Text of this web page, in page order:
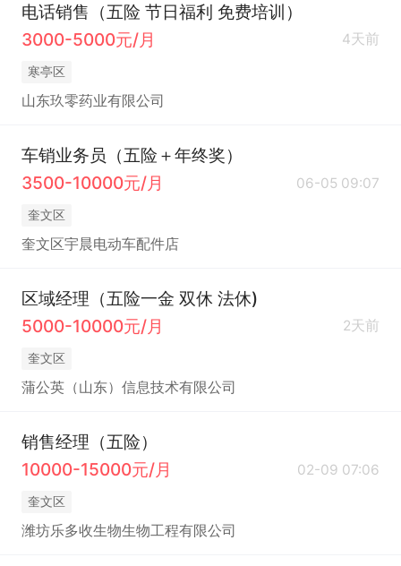
电话销售（五险 节日福利 免费培训）
3000-5000元/月
4天前
寒亭区
山东玖零药业有限公司
车销业务员（五险＋年终奖）
3500-10000元/月
06-05 09:07
奎文区
奎文区宇晨电动车配件店
区域经理（五险一金 双休 法休)
5000-10000元/月
2天前
奎文区
蒲公英（山东）信息技术有限公司
销售经理（五险）
10000-15000元/月
02-09 07:06
奎文区
潍坊乐多收生物生物工程有限公司